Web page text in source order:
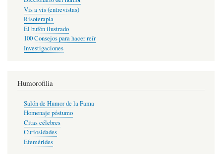
Vis a vis (entrevistas)
Risoterapia
El bufón ilustrado
100 Consejos para hacer reír
Investigaciones
Humorofilia
Salón de Humor de la Fama
Homenaje póstumo
Citas célebres
Curiosidades
Efemérides